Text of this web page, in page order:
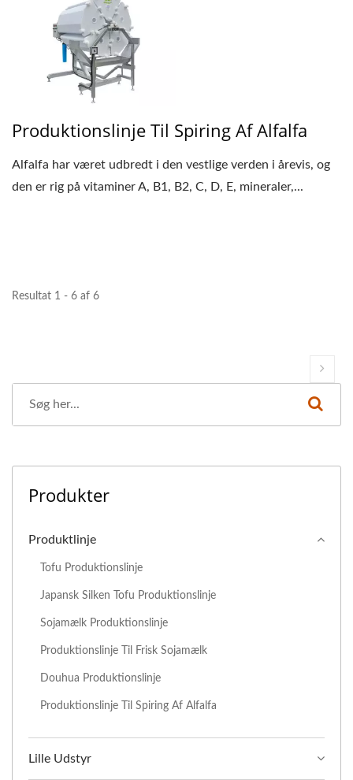
Produktionslinje Til Spiring Af Alfalfa
Alfalfa har været udbredt i den vestlige verden i årevis, og
den er rig på vitaminer A, B1, B2, C, D, E, mineraler,...
Resultat 1 - 6 af 6
Produkter
Produktlinje
Tofu Produktionslinje
Japansk Silken Tofu Produktionslinje
Sojamælk Produktionslinje
Produktionslinje Til Frisk Sojamælk
Douhua Produktionslinje
Produktionslinje Til Spiring Af Alfalfa
Lille Udstyr